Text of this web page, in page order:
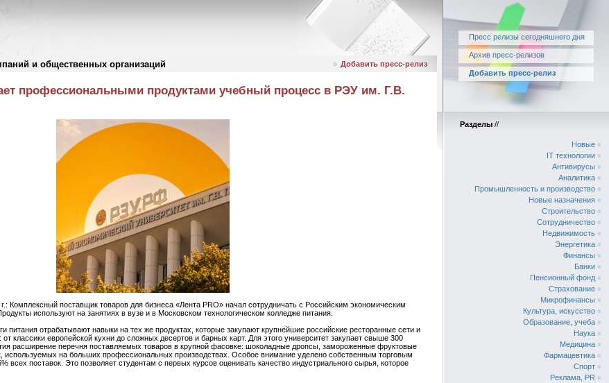
и общественных организаций
Пресс релизы сегодняшнего дня
Архив пресс-релизов
Добавить пресс-релиз
» Добавить пресс-релиз
профессиональными продуктами учебный процесс в РЭУ им. Г.В.
Комплексный поставщик товаров для бизнеса «Лента PRO» начал сотрудничать с Российским экономическим
используют на занятиях в вузе и в Московском технологическом колледже питания.
питания отрабатывают навыки на тех же продуктах, которые закупают крупнейшие российские ресторанные сети и
классики европейской кухни до сложных десертов и барных карт. Для этого университет закупает свыше 300
расширение перечня поставляемых товаров в крупной фасовке: шоколадные дропсы, замороженные фруктовые
используемых на больших профессиональных производствах. Особое внимание уделено собственным торговым
всех поставок. Это позволяет студентам с первых курсов оценивать качество индустриального сырья, которое
Разделы //
Новые «
IT технологии «
Антивирусы «
Аналитика «
Промышленность и производство «
Новые назначения «
Строительство «
Сотрудничество «
Недвижимость «
Энергетика «
Финансы «
Банки «
Пенсионный фонд «
Страхование «
Микрофинансы «
Культура, искусство «
Образование, учеба «
Наука «
Медицина «
Фармацевтика «
Спорт «
Реклама, PR «